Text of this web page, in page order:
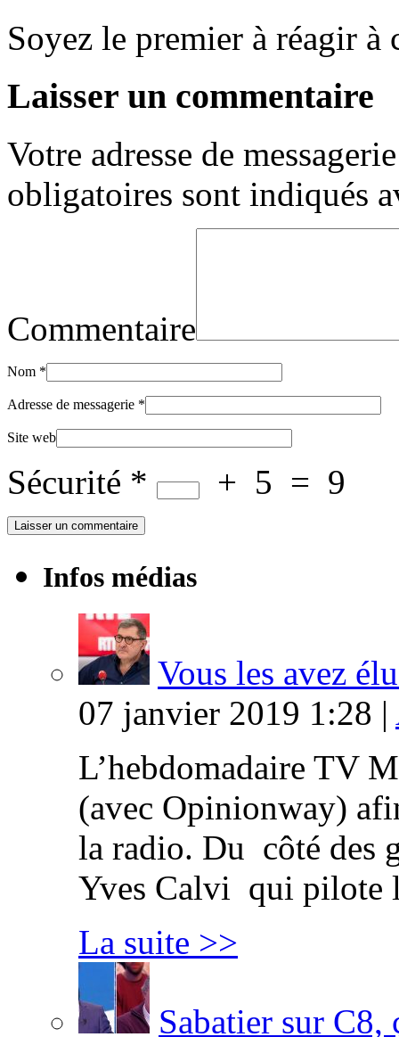
Soyez le premier à réagir à
Laisser un commentaire
Votre adresse de
obligatoires sont indiqués
Commentaire
Nom *
Adresse de messagerie *
Site web
Sécurité * + 5 = 9
Infos médias
Vous les avez
07 janvier 2019 1:28 |
L’hebdomadaire TV
(avec Opinionway)
la radio. Du côté des
Yves Calvi qui
La suite >>
Sabatier sur C8,